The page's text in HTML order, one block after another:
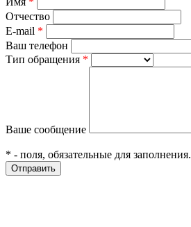
Отчество
E-mail *
Ваш телефон
Тип обращения *
Ваше сообщение
* - поля, обязательные для заполнения.